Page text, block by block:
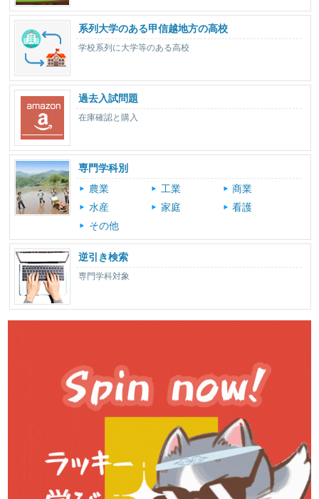
系列大学のある甲信越地方の高校
学校系列に大学等のある高校
過去入試問題
在庫確認と購入
専門学科別
農業
工業
商業
水産
家庭
看護
その他
逆引き検索
専門学科対象